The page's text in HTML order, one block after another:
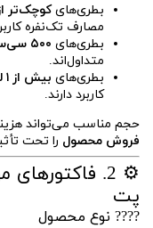
بطری‌هایکوچک‌تر از ۳۰۰
مصارف تک‌نفره
بطری‌های ۵۰۰ سی‌سی تا ۱ لیتری
متداول‌اند.
بطری‌های بیش از ۱ لیتر
کاربرد دارند.
حجم مناسب می‌تواند
فروش محصول را تحت
⚙️ 2.
پت
???? نوع محصول